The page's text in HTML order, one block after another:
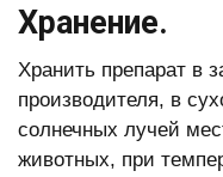
Хранение.
Хранить препарат в
производителя, в
солнечных лучей
животных, при